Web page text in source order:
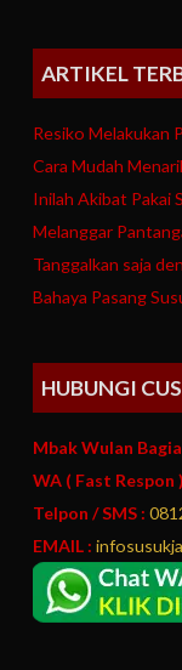
ARTIKEL
Resiko Melakukan
Cara Mudah
Inilah Akibat Pakai
Melanggar
Tanggalkan saja
Bahaya Pasang
HUBUNGI
Mbak Wulan
WA ( Fast Respon
Telpon / SMS :
EMAIL :